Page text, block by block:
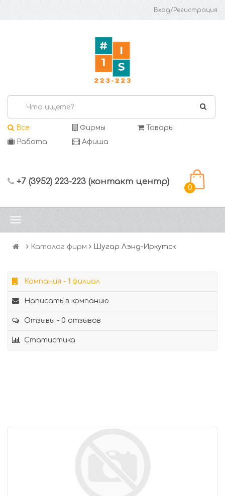
Вход/Регистрация
Все Фирмы
Товары
Работа
Афиша
+7 (3952) 223-223 (контакт центр)
0
Каталог фирм Шугар Лэнд-Иркутск
Компания - 1 филиал
Написать в компанию
Отзывы - 0 отзывов
Статистика